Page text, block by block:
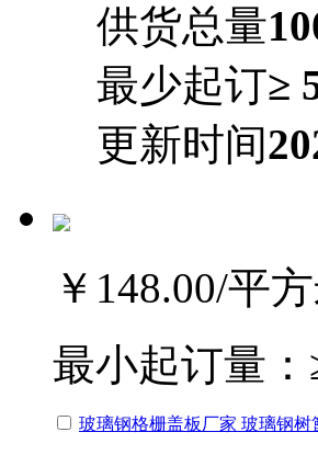
供货总量
最少起订≥
更新时间
￥148.00/平
最小起订量：
玻璃钢格栅盖板厂家 玻璃钢